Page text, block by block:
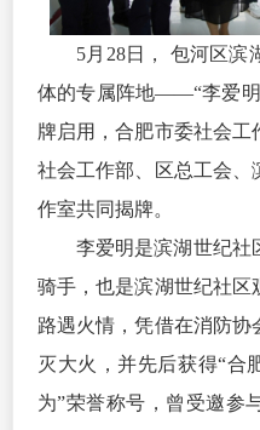
5月28日， 包河区滨
体的专属阵地——“李爱明
牌启用，合肥市委社会
社会工作部、区总工会、
作室共同揭牌。
李爱明是滨湖世纪社
骑手，也是滨湖世纪社区
路遇火情，凭借在消防
灭大火 ，并先后获得“合
为”荣誉称号，曾受邀参